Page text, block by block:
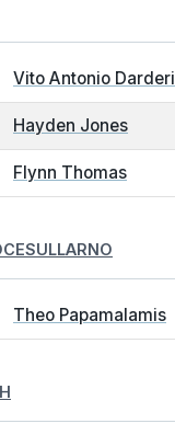
Vito Antonio Darderi
Hayden Jones
Flynn Thomas
Theo Papamalamis